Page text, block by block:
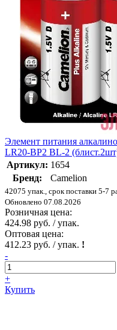
Элемент питания
LR20-BP2 BL-2
Артикул: 1654
Бренд:
Camelion
42075 упак., срок поставки 5-7
Обновлено 07.08.2026
Розничная цена:
424.98 руб. / упак.
Оптовая цена:
412.23 руб. / упак. !
-
+
Купить